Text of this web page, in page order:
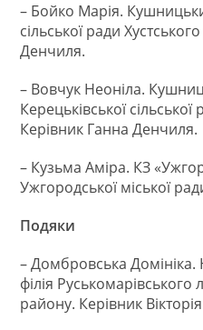
– Бойко Марія.
сільської ради
Денчиля.
– Вовчук Неоніла.
Керецьківської
Керівник Ганна Денчиля.
– Кузьма Аміра. КЗ
Ужгородської міської
Подяки
– Домбровська
філія
району. Керівник